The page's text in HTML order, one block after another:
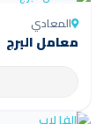
المعادي
معامل البرج